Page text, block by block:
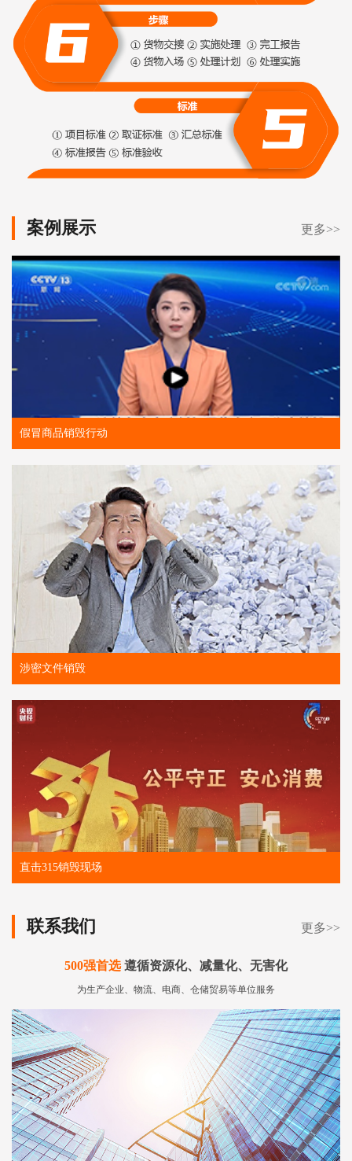
案例展示 更多>>
假冒商品销毁行动
涉密文件销毁
直击315销毁现场
联系我们 更多>>
500强首选遵循资源化、减量化、无害化
为生产企业、物流、电商、仓储贸易等单位服务